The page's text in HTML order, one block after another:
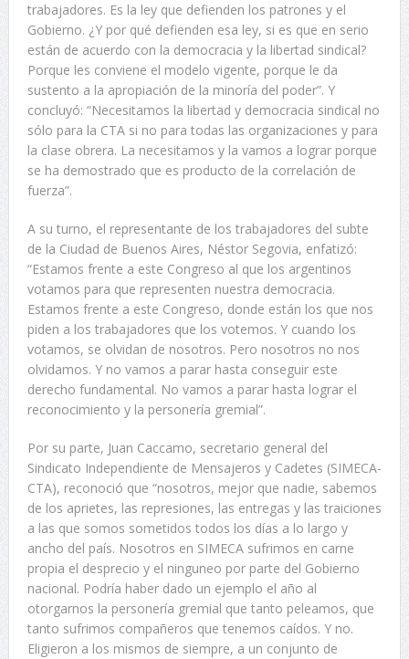
trabajadores. Es la ley que defienden los patrones y el
Gobierno. ¿Y por qué defienden esa ley, si es que en serio
están de acuerdo con la democracia y la libertad sindical?
Porque les conviene el modelo vigente, porque le da
sustento a la apropiación de la minoría del poder”. Y
concluyó: “Necesitamos la libertad y democracia sindical no
sólo para la CTA si no para todas las organizaciones y para
la clase obrera. La necesitamos y la vamos a lograr porque
se ha demostrado que es producto de la correlación de
fuerza”.
A su turno, el representante de los trabajadores del subte
de la Ciudad de Buenos Aires, Néstor Segovia, enfatizó:
“Estamos frente a este Congreso al que los argentinos
votamos para que representen nuestra democracia.
Estamos frente a este Congreso, donde están los que nos
piden a los trabajadores que los votemos. Y cuando los
votamos, se olvidan de nosotros. Pero nosotros no nos
olvidamos. Y no vamos a parar hasta conseguir este
derecho fundamental. No vamos a parar hasta lograr el
reconocimiento y la personería gremial”.
Por su parte, Juan Caccamo, secretario general del
Sindicato Independiente de Mensajeros y Cadetes (SIMECA-
CTA), reconoció que “nosotros, mejor que nadie, sabemos
de los aprietes, las represiones, las entregas y las traiciones
a las que somos sometidos todos los días a lo largo y
ancho del país. Nosotros en SIMECA sufrimos en carne
propia el desprecio y el ninguneo por parte del Gobierno
nacional. Podría haber dado un ejemplo el año al
otorgarnos la personería gremial que tanto peleamos, que
tanto sufrimos compañeros que tenemos caídos. Y no.
Eligieron a los mismos de siempre, a un conjunto de